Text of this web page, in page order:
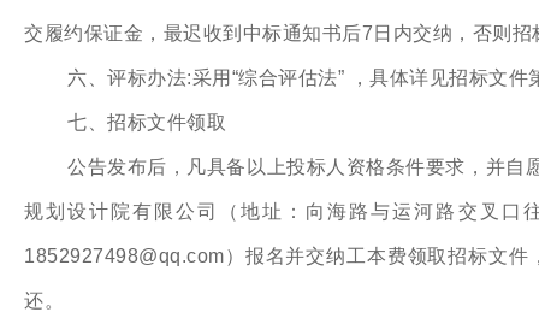
交履约保证金，最迟收到中标通知书后7日内交纳，否则
六、评标办法:采用“综合评估法” ，具体详见招标文件
七、招标文件领取
公告发布后，凡具备以上投标人资格条件要求，并
规划设计院有限公司（地址：向海路与运河路交叉口
1852927498@qq.com）报名并交纳工本费领取招标文
还。